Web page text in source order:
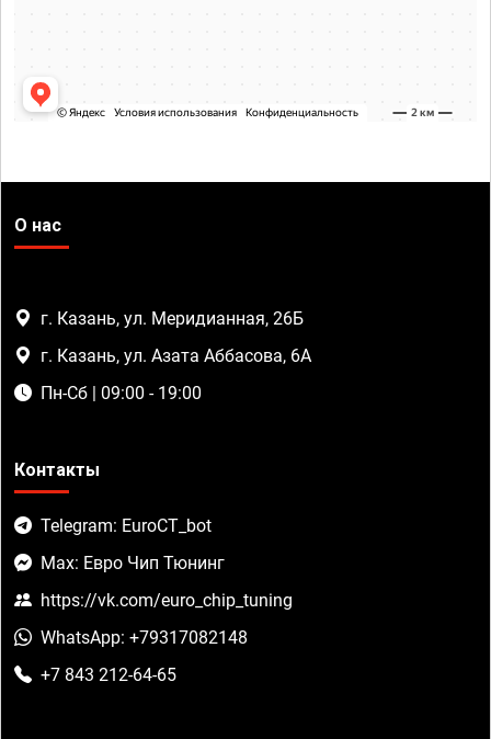
О нас
г. Казань, ул. Меридианная, 26Б
г. Казань, ул. Азата Аббасова, 6А
Пн-Сб | 09:00 - 19:00
Контакты
Telegram: EuroCT_bot
Max: Евро Чип Тюнинг
https://vk.com/euro_chip_tuning
WhatsApp: +79317082148
+7 843 212-64-65